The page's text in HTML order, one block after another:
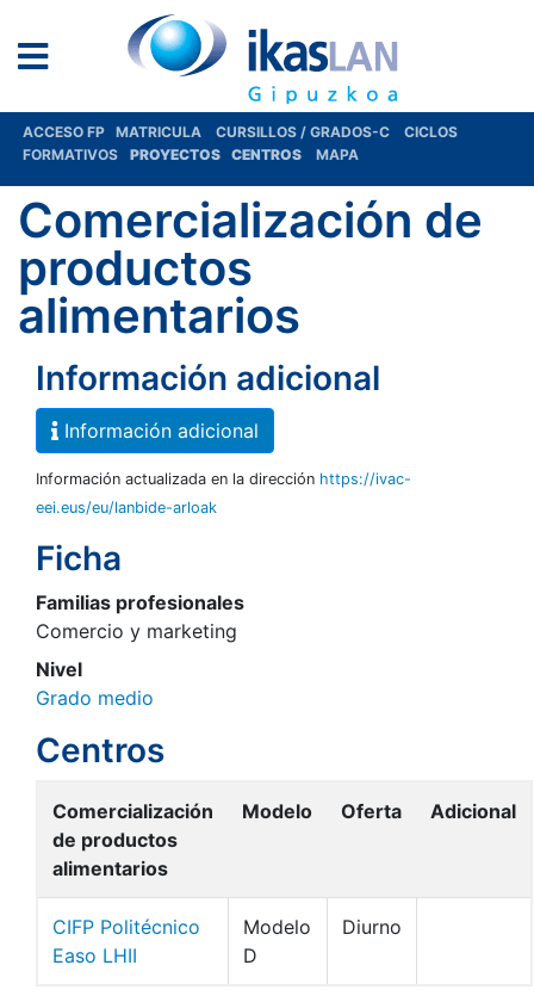
ACCESO FP MATRICULA CURSILLOS / GRADOS-C
CICLOS
FORMATIVOS
PROYECTOS CENTROS MAPA
Comercialización de
productos
alimentarios
Información adicional
Información adicional
Información actualizada en la dirección https://ivac-
eei.eus/eu/lanbide-arloak
Ficha
Familias profesionales
Comercio y marketing
Nivel
Grado medio
Centros
Comercialización
de productos
alimentarios
Modelo Oferta Adicional
CIFP Politécnico
Easo LHII
Modelo
D
Diurno